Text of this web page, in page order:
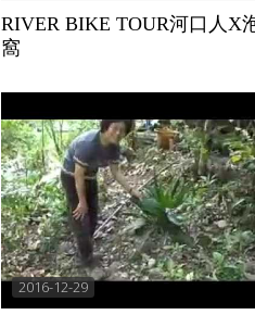
RIVER BIKE TOUR河口人X
窩
2016-12-29